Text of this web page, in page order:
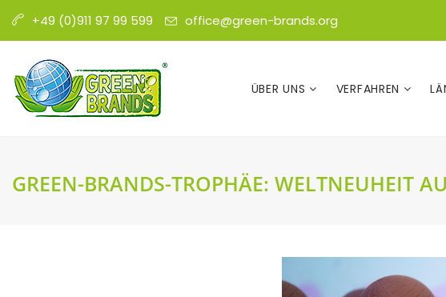
+49 (0)911 97 99 599 office@green-brands.org
ÜBER UNS VERFAHREN
GREEN-BRANDS-TROPHÄE: WELTNEUHEIT